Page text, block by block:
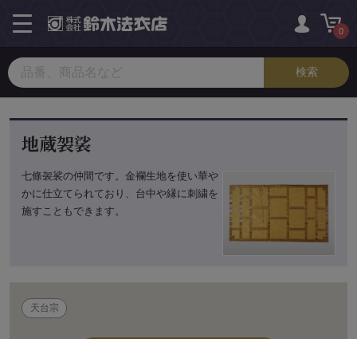
0
toggle
navigation
地蔵袈裟
七條袈裟の仲間です。金襴生地を使い華や
かに仕立てられており、台中や縁に刺繍を
施すこともできます。
天台宗